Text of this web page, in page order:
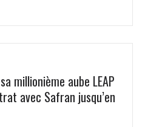
ET SPATIALE
SUR LES RELATIONS ENTRE
AÉRONAUTIQUE ET SPATIALE
millionième aube LEAP
avec Safran jusqu’en
D’ADHÉSION